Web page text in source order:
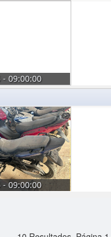
- 09:00:00
- 09:00:00